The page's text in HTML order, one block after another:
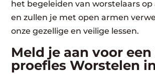
het begeleiden van worstelaars op
en zullen je met open armen
onze gezellige en veilige lessen.
Meld je aan voor een
proefles Worstelen